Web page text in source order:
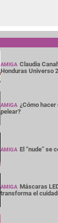
AMIGA Claudia
Honduras Universo
AMIGA ¿Cómo
pelear?
AMIGA El “nude” se
AMIGA Máscaras
transforma el